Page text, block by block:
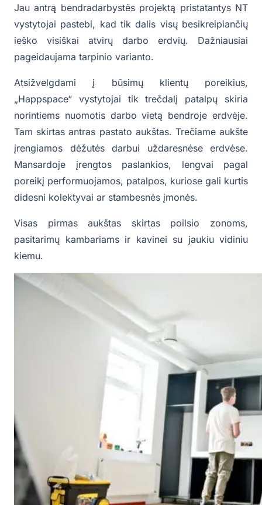
Jau antrą bendradarbystės projektą pristatantys NT
vystytojai pastebi, kad tik dalis visų besikreipiančių
ieško visiškai atvirų darbo erdvių. Dažniausiai
pageidaujama tarpinio varianto.
Atsižvelgdami į būsimų klientų poreikius,
„Happspace“ vystytojai tik trečdalį patalpų skiria
norintiems nuomotis darbo vietą bendroje erdvėje.
Tam skirtas antras pastato aukštas. Trečiame aukšte
įrengiamos dėžutės darbui uždaresnėse erdvėse.
Mansardoje įrengtos paslankios, lengvai pagal
poreikį performuojamos, patalpos, kuriose gali kurtis
didesni kolektyvai ar stambesnės įmonės.
Visas pirmas aukštas skirtas poilsio zonoms,
pasitarimų kambariams ir kavinei su jaukiu vidiniu
kiemu.